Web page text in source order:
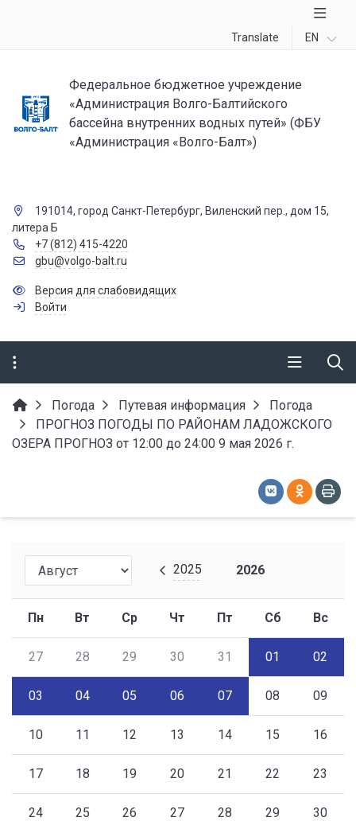
Translate EN
Федеральное бюджетное учреждение
«Администрация Волго-Балтийского
бассейна внутренних водных путей» (ФБУ
«Администрация «Волго-Балт»)
191014, город Санкт-Петербург, Виленский пер., дом 15,
литера Б
+7 (812) 415-4220
gbu@volgo-balt.ru
Версия для слабовидящих
Войти
Погода Путевая информация
Погода
ПРОГНОЗ ПОГОДЫ ПО РАЙОНАМ ЛАДОЖСКОГО
ОЗЕРА ПРОГНОЗ от 12:00 до 24:00 9 мая 2026 г.
2025 2026
Пн Вт Ср Чт Пт Сб Вс
27 28 29 30 31 01 02
03 04 05 06 07 08 09
10 11 12 13 14 15 16
17 18 19 20 21 22 23
24 25 26 27 28 29 30